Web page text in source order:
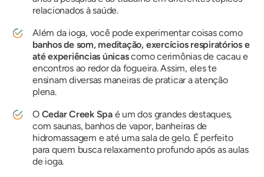
relacionados à saúde.
Além da ioga, você pode experimentar coisas como
banhos de som, meditação, exercícios respiratórios e
até experiências únicascomo cerimônias de cacau e
encontros ao redor da fogueira. Assim, eles te
ensinam diversas maneiras de praticar a atenção
plena.
O Cedar Creek Spaé um dos grandes destaques,
com saunas, banhos de vapor, banheiras de
hidromassagem e até uma sala de gelo. É perfeito
para quem busca relaxamento profundo após as aulas
de ioga.